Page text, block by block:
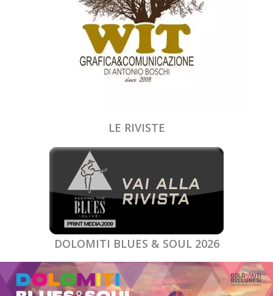
LE RIVISTE
DOLOMITI BLUES & SOUL 2026